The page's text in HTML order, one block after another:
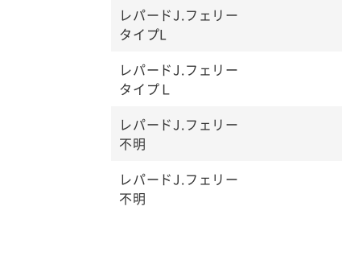
レパードJ.フェリー
タイプL
レパードJ.フェリー
タイプＬ
レパードJ.フェリー
不明
レパードJ.フェリー
不明